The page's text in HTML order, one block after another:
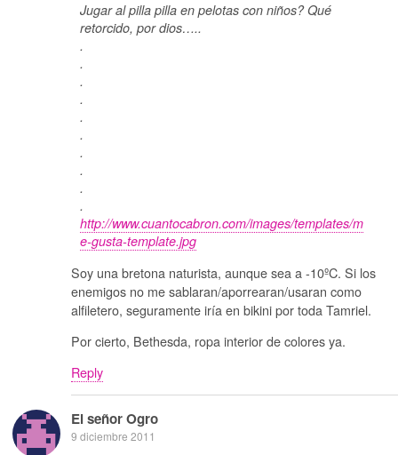
Jugar al pilla pilla en pelotas con niños? Qué
retorcido, por dios…..
.
.
.
.
.
.
.
.
.
.
http://www.cuantocabron.com/images/templates/m
e-gusta-template.jpg
Soy una bretona naturista, aunque sea a -10ºC. Si los
enemigos no me sablaran/aporrearan/usaran como
alfiletero, seguramente iría en bikini por toda Tamriel.
Por cierto, Bethesda, ropa interior de colores ya.
Reply
El señor Ogro
9 diciembre 2011